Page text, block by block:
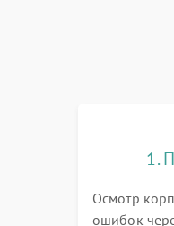
1.
Осмотр
ошибок